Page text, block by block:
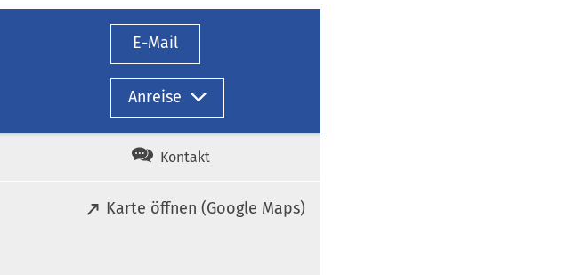
E-Mail
Anreise
Kontakt
Karte öffnen (Google Maps)
(